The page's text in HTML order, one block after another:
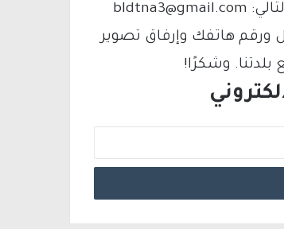
فيمكنك التواصل معنا عبر البريد الإلكتروني على العنوان التالي: bldtna3@gmail.com
ورقم هاتفك وإرفاق تصوير
وشكرًا!